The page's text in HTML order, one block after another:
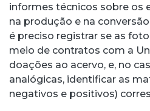
informes técnicos sobre os
na produção e na
é preciso registrar se as
meio de contratos com a
doações ao acervo, e, no
analógicas, identificar as
negativos e positivos)